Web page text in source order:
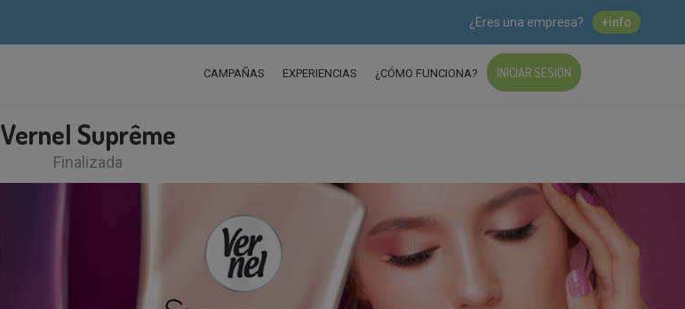
¿Eres una empresa? +info
CAMPAÑAS EXPERIENCIAS ¿CÓMO FUNCIONA? INICIAR SESIÓN
Vernel Suprême
Finalizada